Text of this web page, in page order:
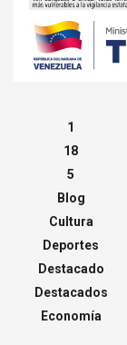
1
18
5
Blog
Cultura
Deportes
Destacado
Destacados
Economía